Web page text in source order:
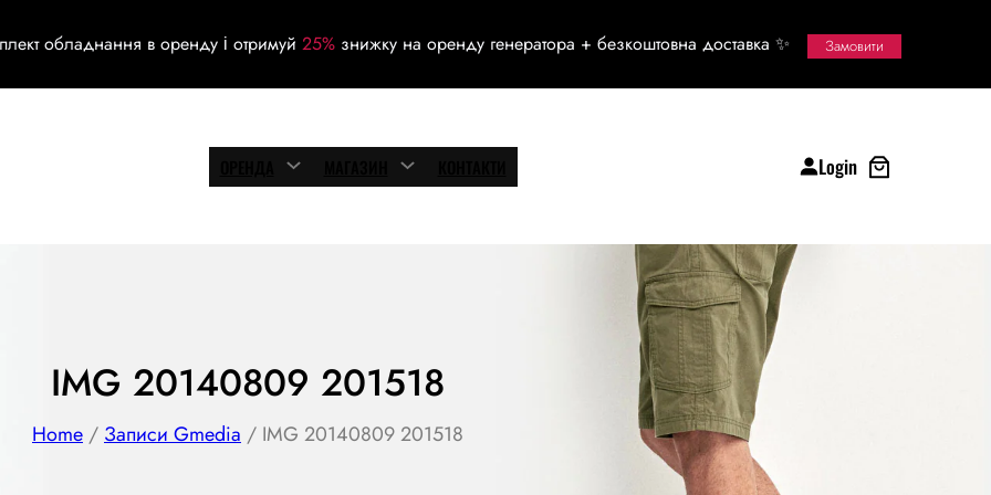
обладнання в оренду і отримуй25% знижку на оренду генератора + безкоштовна доставка ✨ Замовити
Login
IMG 20140809 201518
Home / Записи Gmedia / IMG 20140809 201518